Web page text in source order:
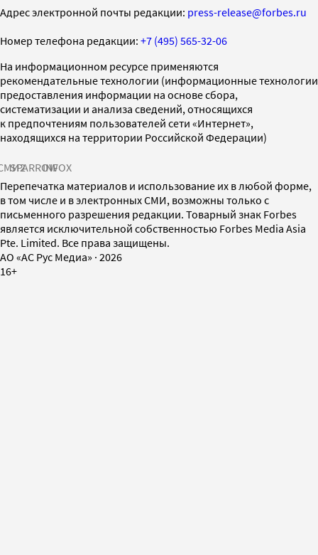
Адрес электронной почты редакции: press-release@forbes.ru
Номер телефона редакции: +7 (495) 565-32-06
На информационном ресурсе применяются
рекомендательные технологии (информационные технологии
предоставления информации на основе сбора,
систематизации и анализа сведений, относящихся
к предпочтениям пользователей сети «Интернет»,
находящихся на территории Российской Федерации)
SPARROWINFOX
Перепечатка материалов и использование их в любой форме,
в том числе и в электронных СМИ, возможны только с
письменного разрешения редакции. Товарный знак Forbes
является исключительной собственностью Forbes Media Asia
Pte. Limited. Все права защищены.
AO «АС Рус Медиа» · 2026
16+